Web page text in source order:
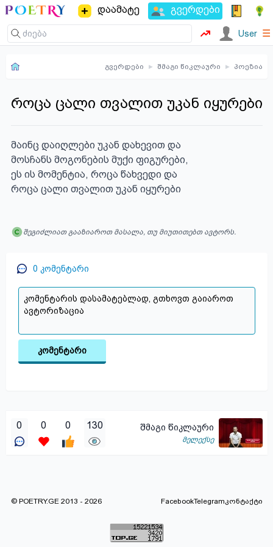
დაამატე გვერდები
User ☰
გვერდები ▸ შმაგი წიკლაური ▸ პოეზია
როცა ცალი თვალით უკან იყურები
მაინც დაიღლები უკან დახევით და
მოსჩანს მოგონების მუქი ფიგურები,
ეს ის მომენტია, როცა წახვედი და
როცა ცალი თვალით უკან იყურები
შეგიძლიათ გააზიაროთ მასალა, თუ მიუთითებთ ავტორს.
0 კომენტარი
კომენტარი
0 0 0 130 შმაგი წიკლაური
მელექსე
© POETRY.GE 2013 - 2026 FacebookTelegramკონტაქტი